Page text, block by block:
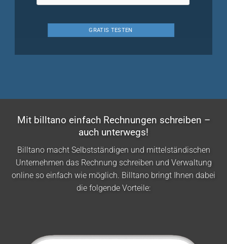
Mit billtano einfach Rechnungen schreiben –
auch unterwegs!
Billtano macht Selbstständigen und mittelständischen
Unternehmen das Rechnung schreiben und Verwaltung
online so einfach wie möglich. Billtano bringt Ihnen dabei
die folgende Vorteile: